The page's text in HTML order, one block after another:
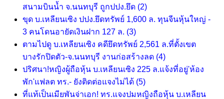
สนามบินน้ำ จ.นนทบุรี ถูกปปง.ยึด (2)
ขุด บ.เหลียนเซิง ปปง.ยึดทรัพย์ 1,600 ล. ทุนจีนหุ้นใหญ่ -
3 คนโดนอายัดเงินฝาก 127 ล. (3)
ตามไปดู บ.เหลียนเซิง คดียึดทรัพย์ 2,561 ล.ที่ตั้งเขต
บางรักปิดตัว-จ.นนทบุรี งานก่อสร้างลด (4)
ปริศนา!หญิงผู้ถือหุ้น บ.เหลียนเซิง 225 ล.แจ้งที่อยู่'ห้อง
พัก'แฟลต ทร.- ยังติดต่อแจงไม่ได้ (5)
ที่แท้เป็นเมียพันจ่าเอก! ทร.แจงปมหญิงถือหุ้น บ.เหลียน